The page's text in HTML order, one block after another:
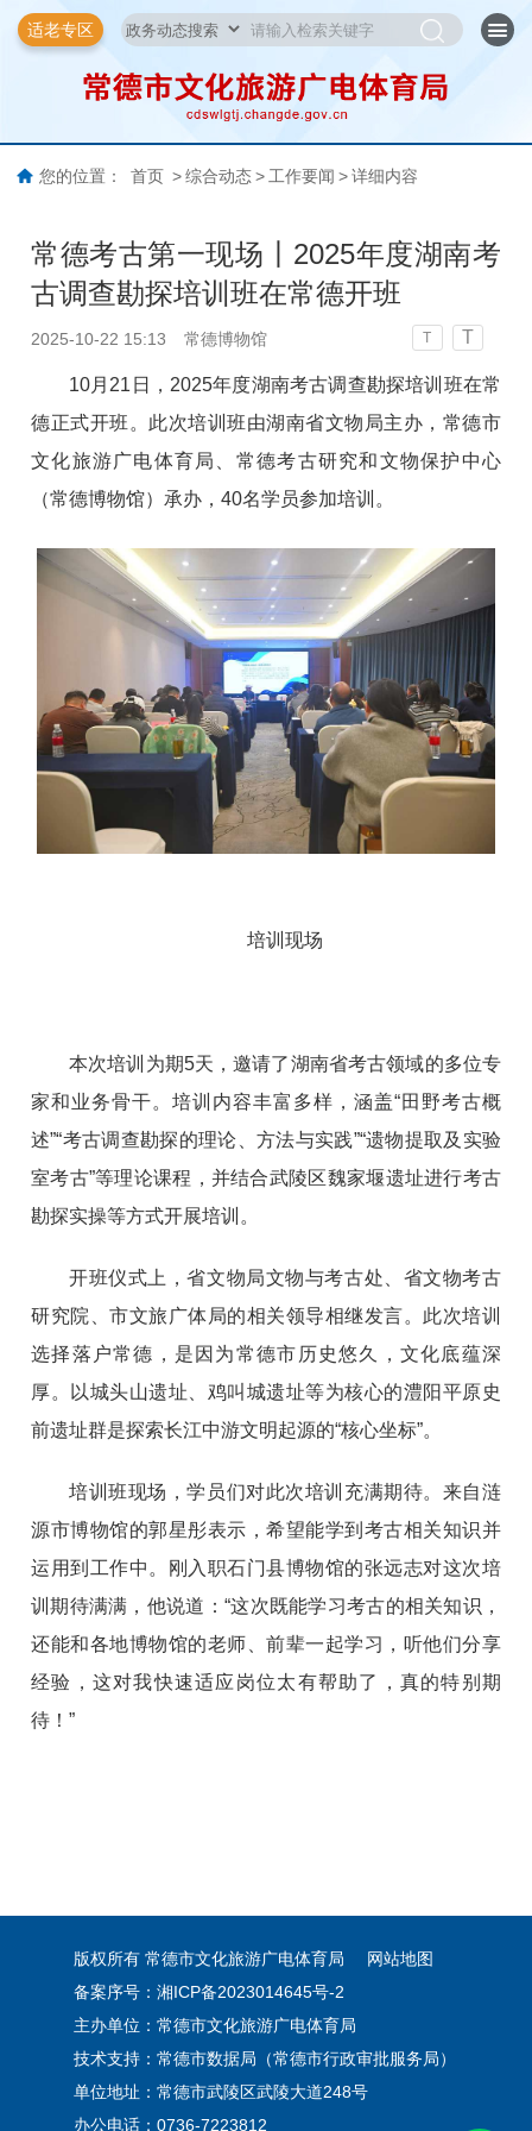
适老专区
您的位置： 首页 > 综合动态 > 工作要闻 > 详细内容
常德考古第一现场丨2025年度湖南考
古调查勘探培训班在常德开班
2025-10-22 15:13 常德博物馆 T T
10月21日，2025年度湖南考古调查勘探培训班在常
德正式开班。此次培训班由湖南省文物局主办，常德市
文化旅游广电体育局、常德考古研究和文物保护中心
（常德博物馆）承办，40名学员参加培训。
培训现场
本次培训为期5天，邀请了湖南省考古领域的多位专
家和业务骨干。培训内容丰富多样，涵盖“田野考古概
述”“考古调查勘探的理论、方法与实践”“遗物提取及实验
室考古”等理论课程，并结合武陵区魏家堰遗址进行考古
勘探实操等方式开展培训。
开班仪式上，省文物局文物与考古处、省文物考古
研究院、市文旅广体局的相关领导相继发言。此次培训
选择落户常德，是因为常德市历史悠久，文化底蕴深
厚。以城头山遗址、鸡叫城遗址等为核心的澧阳平原史
前遗址群是探索长江中游文明起源的“核心坐标”。
培训班现场，学员们对此次培训充满期待。来自涟
源市博物馆的郭星彤表示，希望能学到考古相关知识并
运用到工作中。刚入职石门县博物馆的张远志对这次培
训期待满满，他说道：“这次既能学习考古的相关知识，
还能和各地博物馆的老师、前辈一起学习，听他们分享
经验，这对我快速适应岗位太有帮助了，真的特别期
待！”
版权所有 常德市文化旅游广电体育局
网站地图
备案序号：湘ICP备2023014645号-2
主办单位：常德市文化旅游广电体育局
技术支持：常德市数据局（常德市行政审批服务局）
单位地址：常德市武陵区武陵大道248号
办公电话：0736-7223812